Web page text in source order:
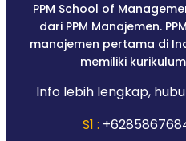
PPM School of
dari PPM Manajemen.
manajemen pertama di
memiliki
Info lebih lengkap,
S1 :